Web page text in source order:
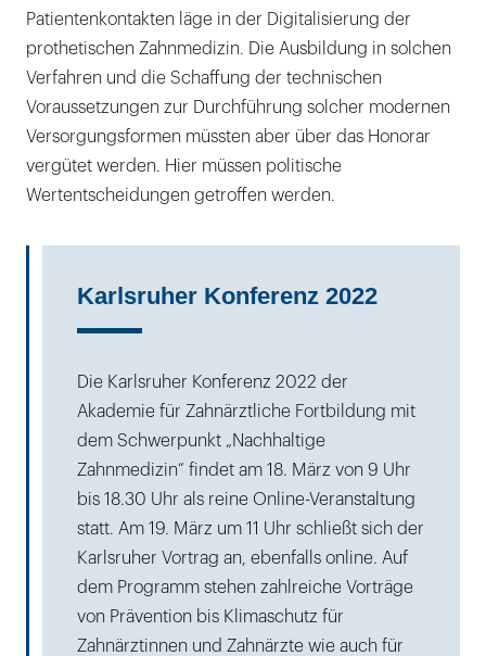
Patientenkontakten läge in der Digitalisierung der
prothetischen Zahnmedizin. Die Ausbildung in solchen
Verfahren und die Schaffung der technischen
Voraussetzungen zur Durchführung solcher modernen
Versorgungsformen müssten aber über das Honorar
vergütet werden. Hier müssen politische
Wertentscheidungen getroffen werden.
Karlsruher Konferenz 2022
Die Karlsruher Konferenz 2022 der
Akademie für Zahnärztliche Fortbildung mit
dem Schwerpunkt „Nachhaltige
Zahnmedizin“ findet am 18. März von 9 Uhr
bis 18.30 Uhr als reine Online-Veranstaltung
statt. Am 19. März um 11 Uhr schließt sich der
Karlsruher Vortrag an, ebenfalls online. Auf
dem Programm stehen zahlreiche Vorträge
von Prävention bis Klimaschutz für
Zahnärztinnen und Zahnärzte wie auch für